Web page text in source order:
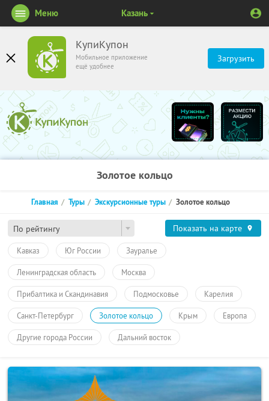
КупиКупон
Мобильное приложение
ещё удобнее
Загрузить
Меню Казань
Золотое кольцо
По рейтингу
Главная Туры Экскурсионные туры Золотое кольцо
Показать на карте
Кавказ Юг России Зауралье
Ленинградская область Москва
Прибалтика и Скандинавия Подмосковье Карелия
Санкт-Петербург Золотое кольцо Крым Европа
Другие города России Дальний восток